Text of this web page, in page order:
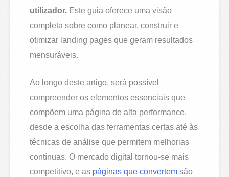
utilizador. Este guia oferece uma visão
completa sobre como planear, construir e
otimizar landing pages que geram resultados
mensuráveis.
Ao longo deste artigo, será possível
compreender os elementos essenciais que
compõem uma página de alta performance,
desde a escolha das ferramentas certas até às
técnicas de análise que permitem melhorias
contínuas. O mercado digital tornou-se mais
competitivo, e as páginas que convertem são